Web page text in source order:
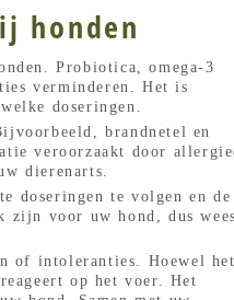
honden
Probiotica, omega-3
verminderen. Het is
doseringen.
brandnetel en
veroorzaakt door
dierenarts.
doseringen te volgen en de
zijn voor uw hond, dus wees
of intoleranties. Hoewel het
op het voer. Het